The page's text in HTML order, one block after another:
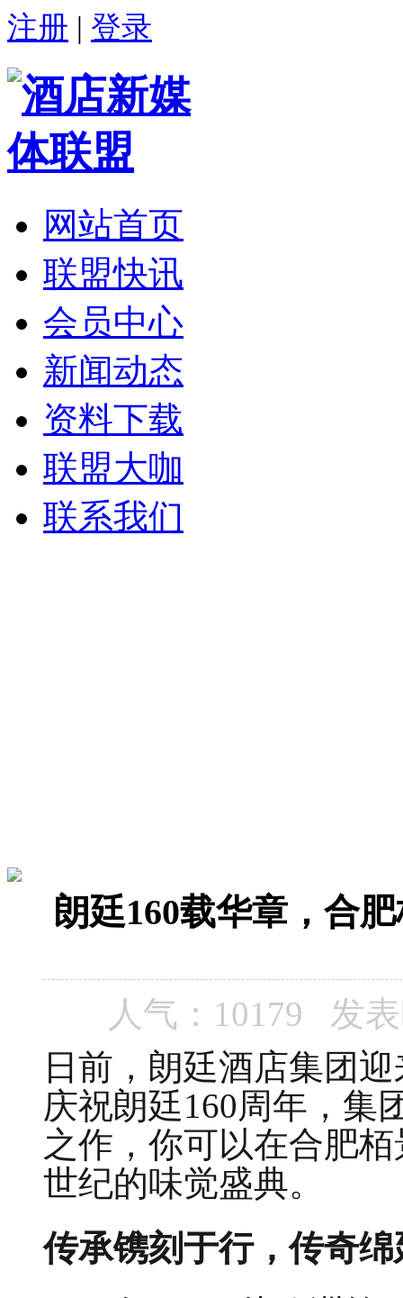
注册 | 登录
网站首页
联盟快讯
会员中心
新闻动态
资料下载
联盟大咖
联系我们
朗廷160载华章，合
人气：10179 发
日前，朗廷酒店集团
庆祝朗廷160周年，集
之作，你可以在合肥
世纪的味觉盛典。
传承镌刻于行，传奇